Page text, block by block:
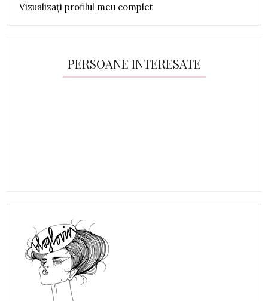
Vizualizați profilul meu complet
PERSOANE INTERESATE